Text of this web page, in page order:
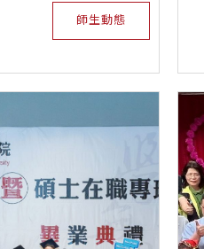
師生動態